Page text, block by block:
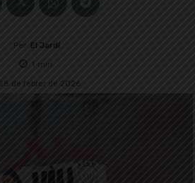
Per El Jardí
1 min.
28 de febrer de 2026